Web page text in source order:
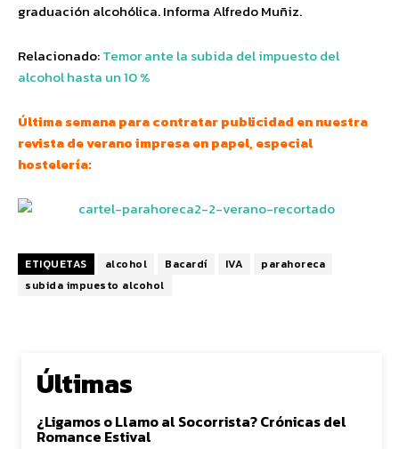
graduación alcohólica. Informa Alfredo Muñiz.
Relacionado:Temor ante la subida del impuesto del
alcohol hasta un 10 %
Última semana para contratar publicidad en nuestra
revista de verano impresa en papel, especial
hostelería:
ETIQUETAS alcohol Bacardí IVA
parahoreca
subida impuesto alcohol
Últimas
¿Ligamos o Llamo al Socorrista? Crónicas del
Romance Estival